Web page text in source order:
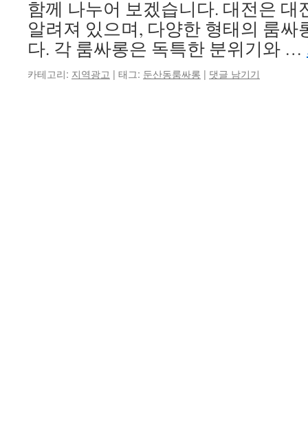
함께 나누어 보겠습니다. 대전은
알려져 있으며, 다양한 형태의 룸싸
다. 각 룸싸롱은 독특한 분위기와 …
카테고리: 지역광고 | 태그: 둔산동룸싸롱 | 댓글 남기기